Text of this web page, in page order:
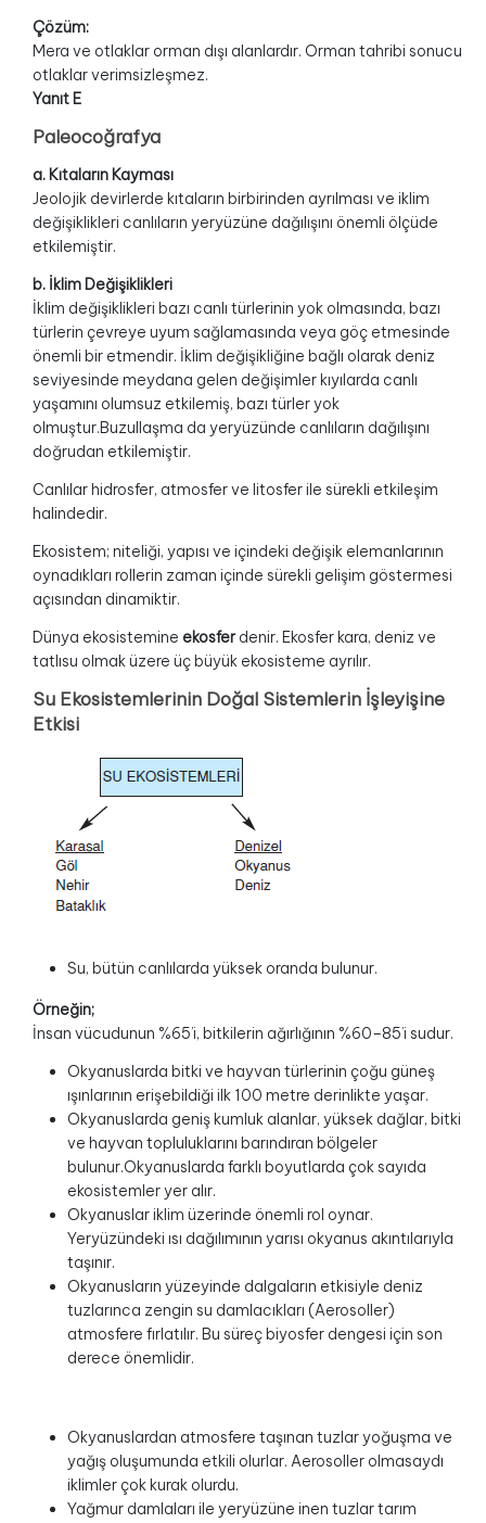
Çözüm:
Mera ve otlaklar orman dışı alanlardır. Orman tahribi sonucu
otlaklar verimsizleşmez.
Yanıt E
Paleocoğrafya
a. Kıtaların Kayması
Jeolojik devirlerde kıtaların birbirinden ayrılması ve iklim
değişiklikleri canlıların yeryüzüne dağılışını önemli ölçüde
etkilemiştir.
b. İklim Değişiklikleri
İklim değişiklikleri bazı canlı türlerinin yok olmasında, bazı
türlerin çevreye uyum sağlamasında veya göç etmesinde
önemli bir etmendir. İklim değişikliğine bağlı olarak deniz
seviyesinde meydana gelen değişimler kıyılarda canlı
yaşamını olumsuz etkilemiş, bazı türler yok
olmuştur.Buzullaşma da yeryüzünde canlıların dağılışını
doğrudan etkilemiştir.
Canlılar hidrosfer, atmosfer ve litosfer ile sürekli etkileşim
halindedir.
Ekosistem; niteliği, yapısı ve içindeki değişik elemanlarının
oynadıkları rollerin zaman içinde sürekli gelişim göstermesi
açısından dinamiktir.
Dünya ekosistemine ekosferdenir. Ekosfer kara, deniz ve
tatlısu olmak üzere üç büyük ekosisteme ayrılır.
Su Ekosistemlerinin Doğal Sistemlerin İşleyişine
Etkisi
Su, bütün canlılarda yüksek oranda bulunur.
Örneğin;
İnsan vücudunun %65’i, bitkilerin ağırlığının %60–85’i sudur.
Okyanuslarda bitki ve hayvan türlerinin çoğu güneş
ışınlarının erişebildiği ilk 100 metre derinlikte yaşar.
Okyanuslarda geniş kumluk alanlar, yüksek dağlar, bitki
ve hayvan topluluklarını barındıran bölgeler
bulunur.Okyanuslarda farklı boyutlarda çok sayıda
ekosistemler yer alır.
Okyanuslar iklim üzerinde önemli rol oynar.
Yeryüzündeki ısı dağılımının yarısı okyanus akıntılarıyla
taşınır.
Okyanusların yüzeyinde dalgaların etkisiyle deniz
tuzlarınca zengin su damlacıkları (Aerosoller)
atmosfere fırlatılır. Bu süreç biyosfer dengesi için son
derece önemlidir.
Okyanuslardan atmosfere taşınan tuzlar yoğuşma ve
yağış oluşumunda etkili olurlar. Aerosoller olmasaydı
iklimler çok kurak olurdu.
Yağmur damlaları ile yeryüzüne inen tuzlar tarım